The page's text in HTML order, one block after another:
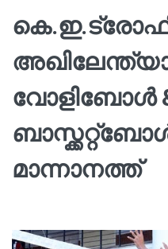
വോളിബോൾ
മാന്നാനത്ത്